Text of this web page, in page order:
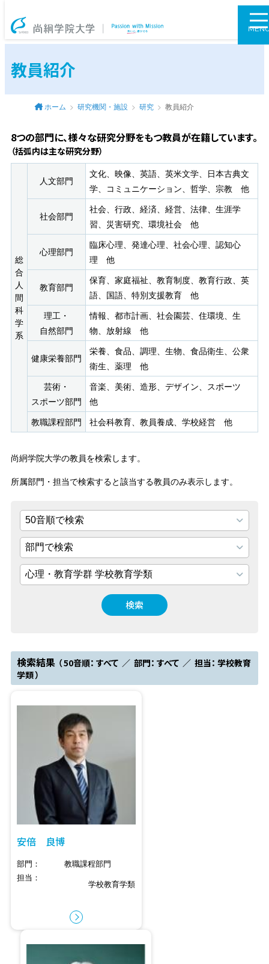
尚絅学院大学
教員紹介
ホーム 研究機関・施設 研究 教員紹介
8つの部門に、様々な研究分野をもつ教員が在籍しています。
（括弧内は主な研究分野）
総
合
人
間
科
学
系
人文部門
文化、映像、英語、英米文学、日本古典文
学、コミュニケーション、哲学、宗教 他
社会部門
社会、行政、経済、経営、法律、生涯学
習、災害研究、環境社会 他
心理部門
臨床心理、発達心理、社会心理、認知心
理 他
教育部門
保育、家庭福祉、教育制度、教育行政、英
語、国語、特別支援教育 他
理工・
自然部門
情報、都市計画、社会園芸、住環境、生
物、放射線 他
健康栄養部門
栄養、食品、調理、生物、食品衛生、公衆
衛生、薬理 他
芸術・
スポーツ部門
音楽、美術、造形、デザイン、スポーツ
他
教職課程部門
社会科教育、教員養成、学校経営 他
尚絅学院大学の教員を検索します。
所属部門・担当で検索すると該当する教員のみ表示します。
検索
検索結果 （ 50音順： すべて ／ 部門： すべて ／ 担当： 学校教育
学類 ）
安倍 良博
部門
教職課程部門
担当
学校教育学類